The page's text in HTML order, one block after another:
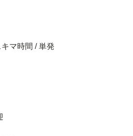
マ時間 / 単発